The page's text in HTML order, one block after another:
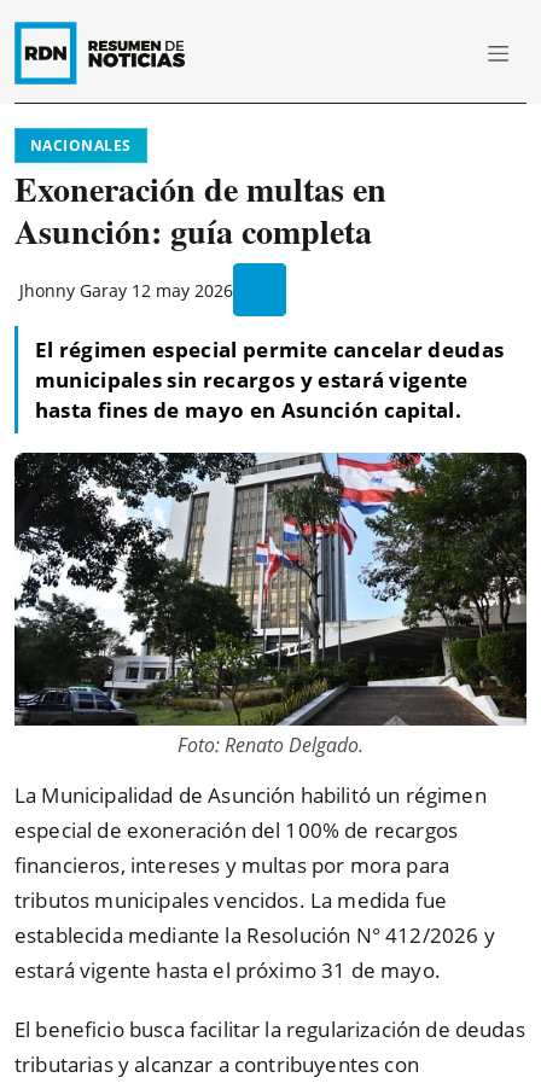
NACIONALES
Exoneración de multas en
Asunción: guía completa
Jhonny Garay 12 may 2026
El régimen especial permite cancelar deudas
municipales sin recargos y estará vigente
hasta fines de mayo en Asunción capital.
Foto: Renato Delgado.
La Municipalidad de Asunción habilitó un régimen
especial de exoneración del 100% de recargos
financieros, intereses y multas por mora para
tributos municipales vencidos. La medida fue
establecida mediante la Resolución N° 412/2026 y
estará vigente hasta el próximo 31 de mayo.
El beneficio busca facilitar la regularización de deudas
tributarias y alcanzar a contribuyentes con